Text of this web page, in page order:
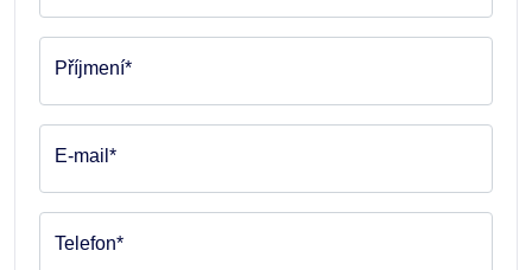
Příjmení*
E-mail*
Telefon*